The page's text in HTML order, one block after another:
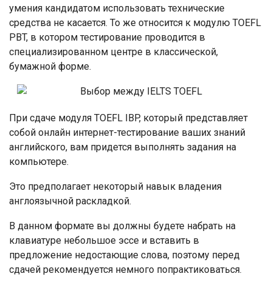
умения кандидатом использовать технические
средства не касается. То же относится к модулю TOEFL
PBT, в котором тестирование проводится в
специализированном центре в классической,
бумажной форме.
При сдаче модуля TOEFL IBP, который представляет
собой онлайн интернет-тестирование ваших знаний
английского, вам придется выполнять задания на
компьютере.
Это предполагает некоторый навык владения
англоязычной раскладкой.
В данном формате вы должны будете набрать на
клавиатуре небольшое эссе и вставить в
предложение недостающие слова, поэтому перед
сдачей рекомендуется немного попрактиковаться.